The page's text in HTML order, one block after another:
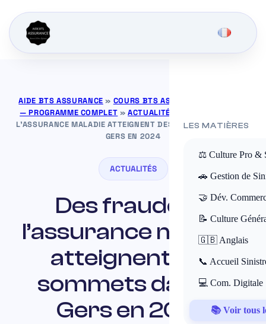
LES MATIÈRES
⚖️ Culture Pro &
🚗 Gestion de
🤝 Dév.
📝 Culture
🇬🇧 Anglais
📞 Accueil
💻 Com. Digitale
📚 Voir tous
AIDE BTS ASSURANCE » COURS BTS ASSURANCE GRATUITS
— PROGRAMME COMPLET »ACTUALITÉS
L’ASSURANCE MALADIE ATTEIGNENT DES SOMMETS DANS LE
GERS EN 2024
ACTUALITÉS
Des fraudes à
l’assurance maladie
atteignent des
sommets dans le
Gers en 2024